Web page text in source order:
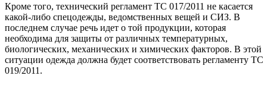
Кроме того, технический регламент ТС 017/2011 не касается
какой-либо спецодежды, ведомственных вещей и СИЗ. В
последнем случае речь идет о той продукции, которая
необходима для защиты от различных температурных,
биологических, механических и химических факторов. В этой
ситуации одежда должна будет соответствовать регламенту ТС
019/2011.